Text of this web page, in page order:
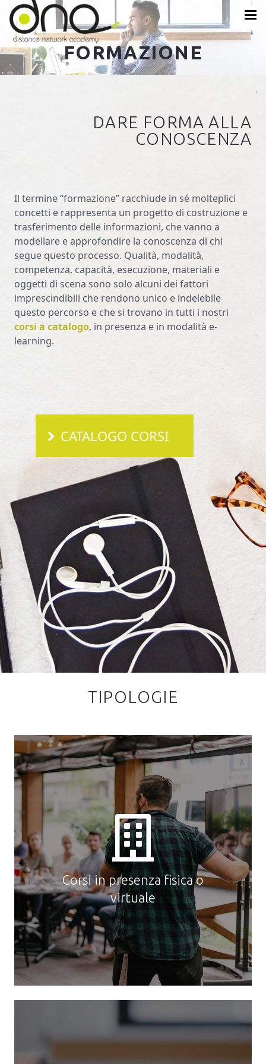
FORMAZIONE
DARE FORMA ALLA
CONOSCENZA
Il termine “formazione” racchiude in sé molteplici
concetti e rappresenta un progetto di costruzione e
trasferimento delle informazioni, che vanno a
modellare e approfondire la conoscenza di chi
segue questo processo. Qualità, modalità,
competenza, capacità, esecuzione, materiali e
oggetti di scena sono solo alcuni dei fattori
imprescindibili che rendono unico e indelebile
questo percorso e che si trovano in tutti i nostri
corsi a catalogo, in presenza e in modalità e-
learning.
CATALOGO CORSI
TIPOLOGIE
Corsi in presenza fisica o
virtuale
Presenza fisica e virtuale
Per alcune attività formative l’aula è
indispensabile. Il contatto umano, la
relazione tra docente e allievo
generano un valore aggiunto che è
prerogativa specifica dei corsi di tipo
residenziale. Le materie dei corsi
sono le nostre aree di competenza.
Offriamo come valore aggiunto
l’esperienza sul campo dei nostri
docenti, acquisita dal lavoro di ogni
giorno.
e-learning